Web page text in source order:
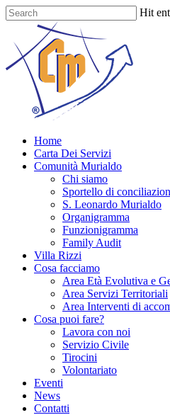
Skip
to
content
Hit
Menu
Home
Carta Dei Servizi
Comunità Murialdo
Chi siamo
Sportello di
S. Leonardo Murialdo
Organigramma
Funzionigramma
Family Audit
Villa Rizzi
Cosa facciamo
Area Età Evolutiva e
Area Servizi Territoriali
Area Interventi di
Cosa puoi fare?
Lavora con noi
Servizio Civile
Tirocini
Volontariato
Eventi
News
Contatti